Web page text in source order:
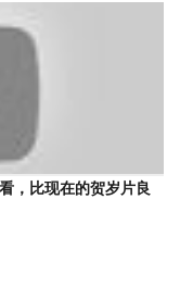
，比现在的贺岁片良